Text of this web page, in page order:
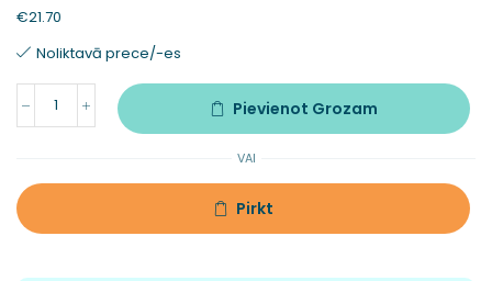
€21.70
Noliktavā prece/-es
Pievienot Grozam
VAI
Pirkt